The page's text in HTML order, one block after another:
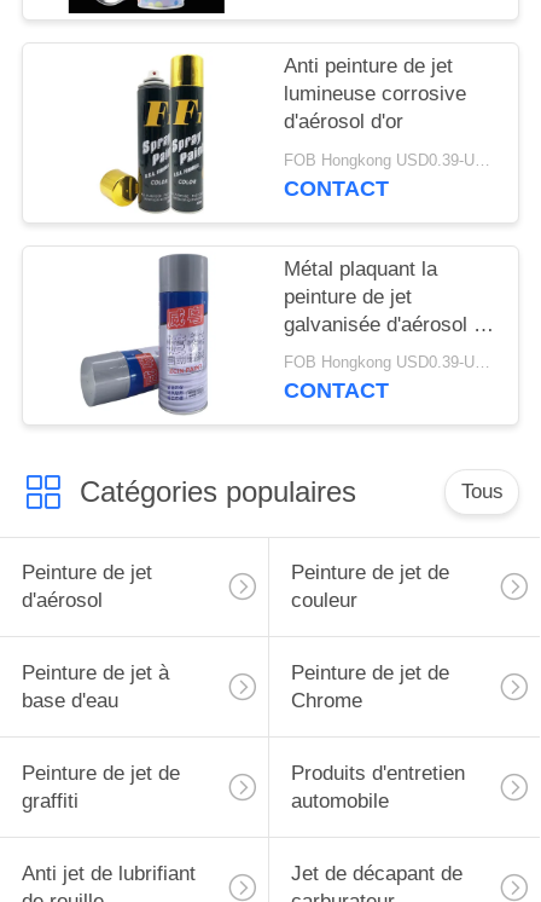
Anti peinture de jet
lumineuse corrosive
d'aérosol d'or
FOB Hongkong USD0.39-USD0.59 per piece MOQ:12000pcs/500ctns
CONTACT
Métal plaquant la
peinture de jet
galvanisée d'aérosol de
zinc
FOB Hongkong USD0.39-USD0.59 per piece MOQ:12000pcs/500ctns
CONTACT
Catégories populaires Tous
Peinture de jet
d'aérosol
Peinture de jet de
couleur
Peinture de jet à
base d'eau
Peinture de jet de
Chrome
Peinture de jet de
graffiti
Produits d'entretien
automobile
Anti jet de lubrifiant
Jet de décapant de